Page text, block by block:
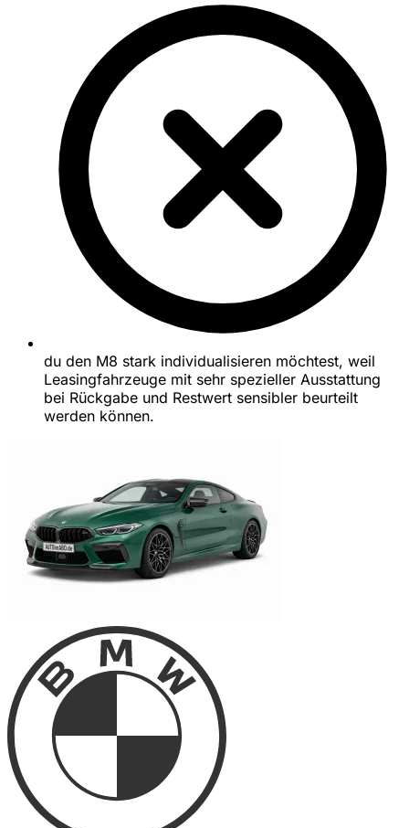
du den M8 stark individualisieren möchtest, weil
Leasingfahrzeuge mit sehr spezieller Ausstattung
bei Rückgabe und Restwert sensibler beurteilt
werden können.